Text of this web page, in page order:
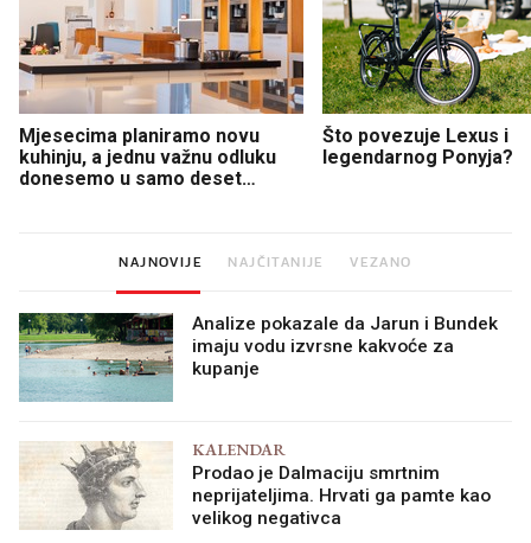
Mjesecima planiramo novu
kuhinju, a jednu važnu odluku
donesemo u samo deset
Što povezuje Lexus i
legendarnog Ponyja?
NAJNOVIJE NAJČITANIJE VEZANO
Analize pokazale da Jarun i Bundek
imaju vodu izvrsne kakvoće za
kupanje
KALENDAR
Prodao je Dalmaciju smrtnim
neprijateljima. Hrvati ga pamte kao
velikog negativca